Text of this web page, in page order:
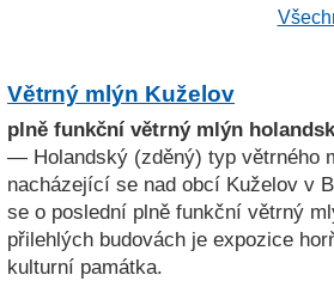
Větrný mlýn Kuželov
plně funkční větrný mlýn
— Holandský (zděný) typ větrného
nacházející se nad obcí Kuželov v
se o poslední plně funkční větrný
přilehlých budovách je expozice
kulturní památka.